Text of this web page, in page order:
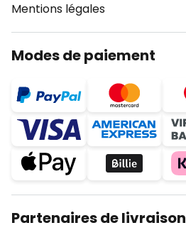
Mentions légales
Modes de paiement
Partenaires de livraison